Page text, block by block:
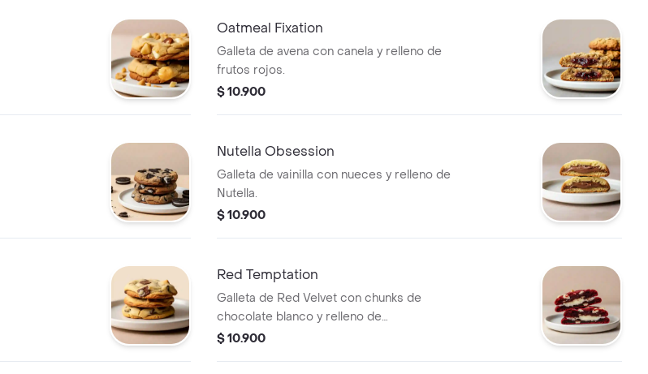
Oatmeal Fixation
Galleta de avena con canela y relleno de
frutos rojos.
$ 10.900
Nutella Obsession
Galleta de vainilla con nueces y relleno de
Nutella.
$ 10.900
Red Temptation
Galleta de Red Velvet con chunks de
chocolate blanco y relleno de
Cheesecake.
$ 10.900